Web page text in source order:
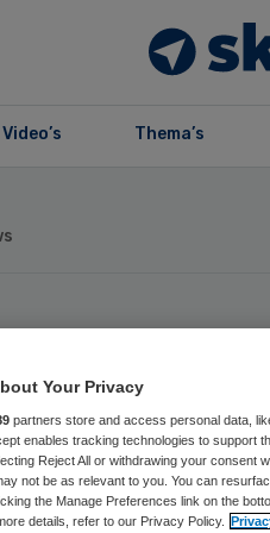
Video’s Thema’s
Your Privacy
partners store and access personal data,
enables tracking technologies to support
Reject All or withdrawing your consent
not be as relevant to you. You can
the Manage Preferences link on the
details, refer to our Privacy Policy.